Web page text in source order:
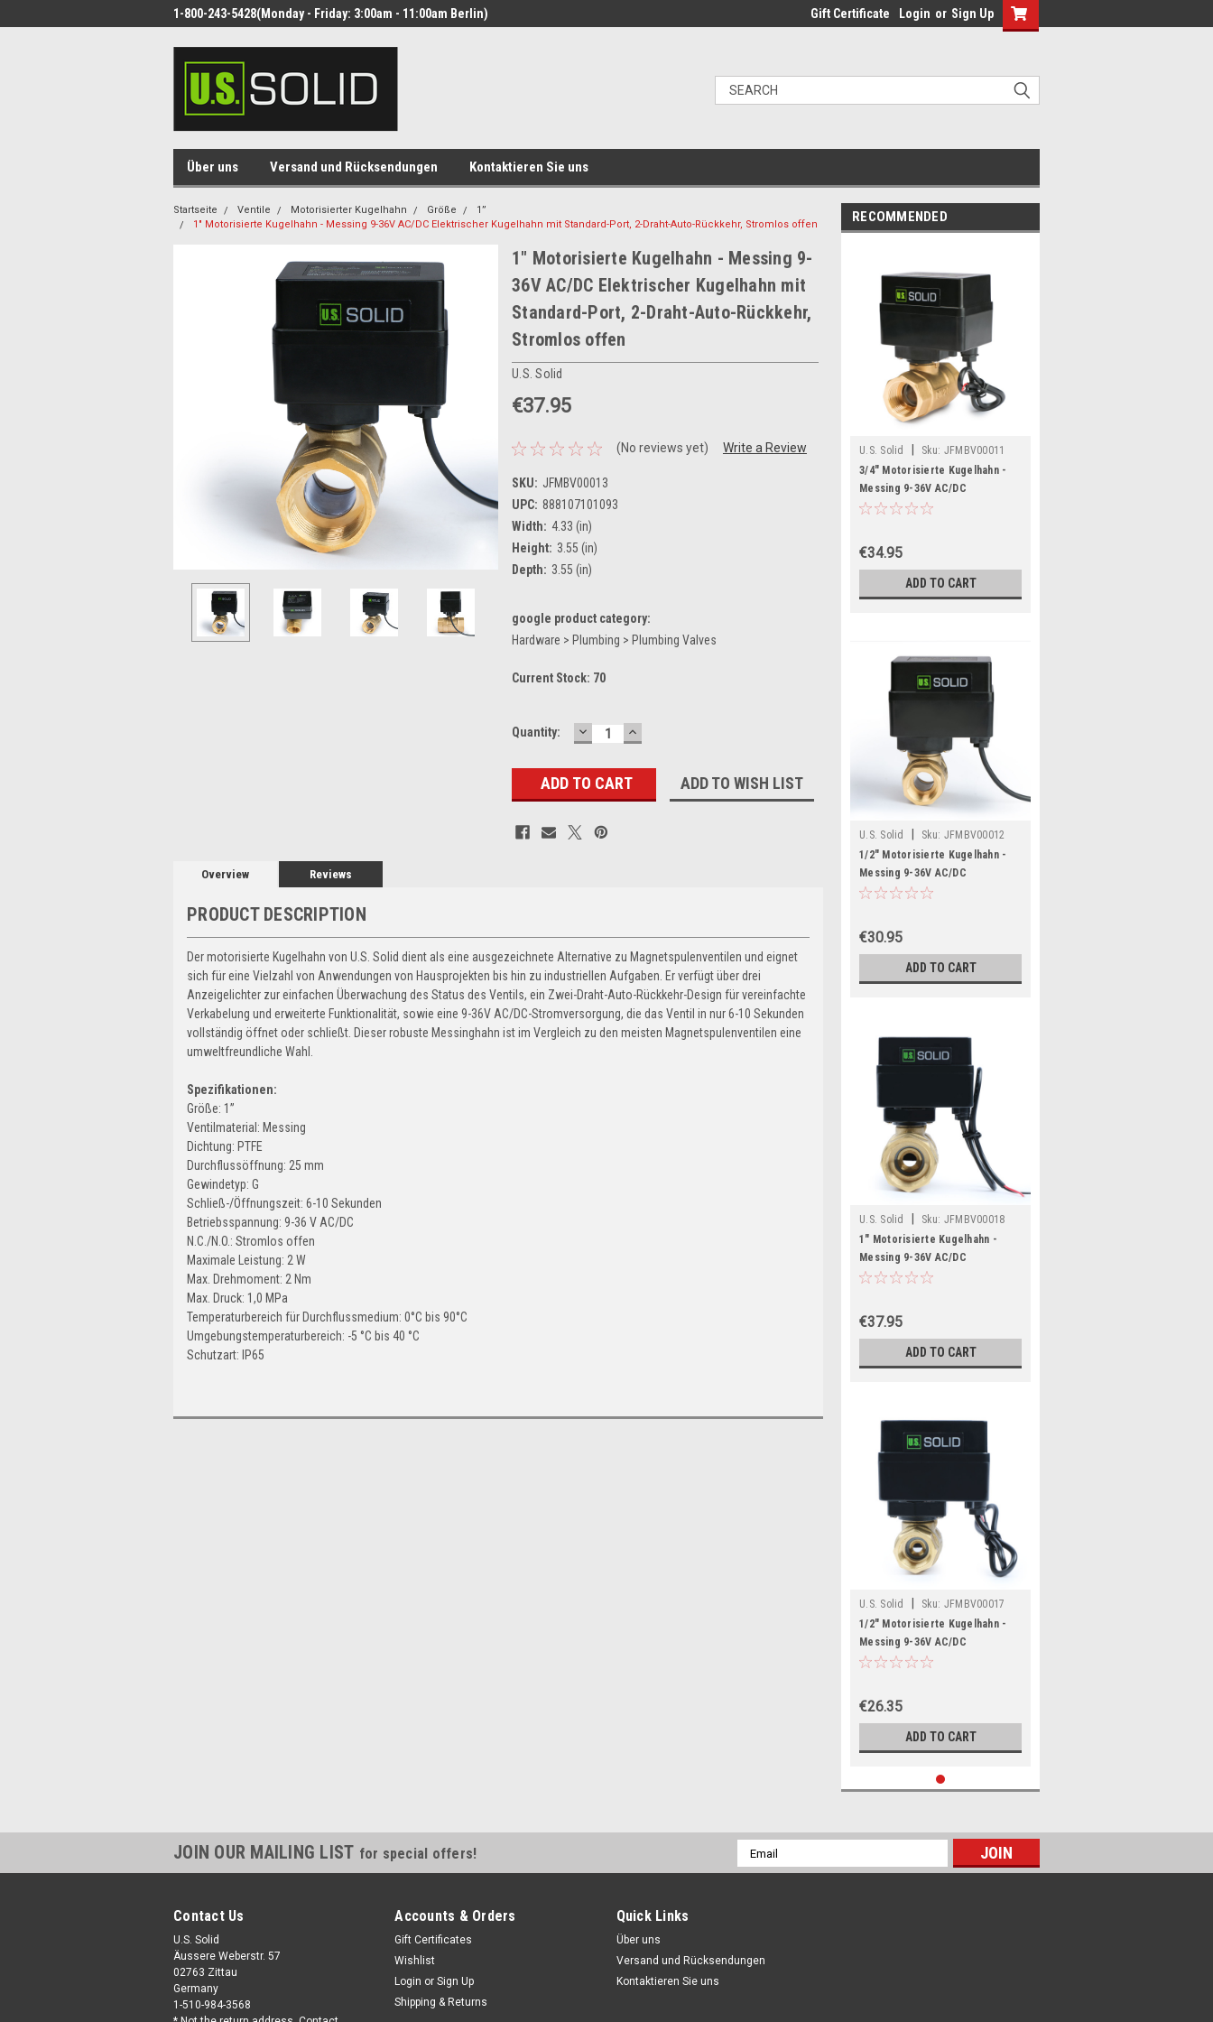
1-800-243-5428(Monday - Friday: 3:00am - 11:00am Berlin) Gift Certificate Login or Sign Up
Über uns Versand und Rücksendungen Kontaktieren Sie uns
Startseite Ventile Motorisierter Kugelhahn Größe
1”
1" Motorisierte Kugelhahn - Messing 9-36V AC/DC Elektrischer Kugelhahn mit Standard-Port, 2-Draht-Auto-Rückkehr, Stromlos offen
1" Motorisierte Kugelhahn - Messing 9-
36V AC/DC Elektrischer Kugelhahn mit
Standard-Port, 2-Draht-Auto-Rückkehr,
Stromlos offen
U.S. Solid
€37.95
(No reviews yet) Write a Review
SKU: JFMBV00013
UPC: 888107101093
Width: 4.33 (in)
Height: 3.55 (in)
Depth: 3.55 (in)
google product category:
Hardware > Plumbing > Plumbing Valves
Current Stock: 70
Quantity: DECREASE
QUANTITY:
INCREASE
QUANTITY:
ADD TO WISH LIST
Overview Reviews
PRODUCT DESCRIPTION
Der motorisierte Kugelhahn von U.S. Solid dient als eine ausgezeichnete Alternative zu Magnetspulenventilen und eignet
sich für eine Vielzahl von Anwendungen von Hausprojekten bis hin zu industriellen Aufgaben. Er verfügt über drei
Anzeigelichter zur einfachen Überwachung des Status des Ventils, ein Zwei-Draht-Auto-Rückkehr-Design für vereinfachte
Verkabelung und erweiterte Funktionalität, sowie eine 9-36V AC/DC-Stromversorgung, die das Ventil in nur 6-10 Sekunden
vollständig öffnet oder schließt. Dieser robuste Messinghahn ist im Vergleich zu den meisten Magnetspulenventilen eine
umweltfreundliche Wahl.
Spezifikationen:
Größe: 1”
Ventilmaterial: Messing
Dichtung: PTFE
Durchflussöffnung: 25 mm
Gewindetyp: G
Schließ-/Öffnungszeit: 6-10 Sekunden
Betriebsspannung: 9-36 V AC/DC
N.C./N.O.: Stromlos offen
Maximale Leistung: 2 W
Max. Drehmoment: 2 Nm
Max. Druck: 1,0 MPa
Temperaturbereich für Durchflussmedium: 0°C bis 90°C
Umgebungstemperaturbereich: -5 °C bis 40 °C
Schutzart: IP65
RECOMMENDED
U.S. Solid Sku: JFMBV00011
3/4" Motorisierte Kugelhahn -
Messing 9-36V AC/DC
Elektrischer Kugelhahn mit
€34.95
ADD TO CART
U.S. Solid Sku: JFMBV00012
1/2" Motorisierte Kugelhahn -
Messing 9-36V AC/DC
Elektrischer Kugelhahn mit
€30.95
ADD TO CART
U.S. Solid Sku: JFMBV00018
1" Motorisierte Kugelhahn -
Messing 9-36V AC/DC
Elektrischer Kugelhahn mit
geschlossen
€37.95
ADD TO CART
U.S. Solid Sku: JFMBV00017
1/2" Motorisierte Kugelhahn -
Messing 9-36V AC/DC
Elektrischer Kugelhahn mit
geschlossen
€26.35
ADD TO CART
JOIN OUR MAILING LIST for special offers!
Email
Address
Contact Us
U.S. Solid
Äussere Weberstr. 57
02763 Zittau
Germany
1-510-984-3568
Accounts & Orders
Gift Certificates
Wishlist
Login or Sign Up
Shipping & Returns
Quick Links
Über uns
Versand und Rücksendungen
Kontaktieren Sie uns